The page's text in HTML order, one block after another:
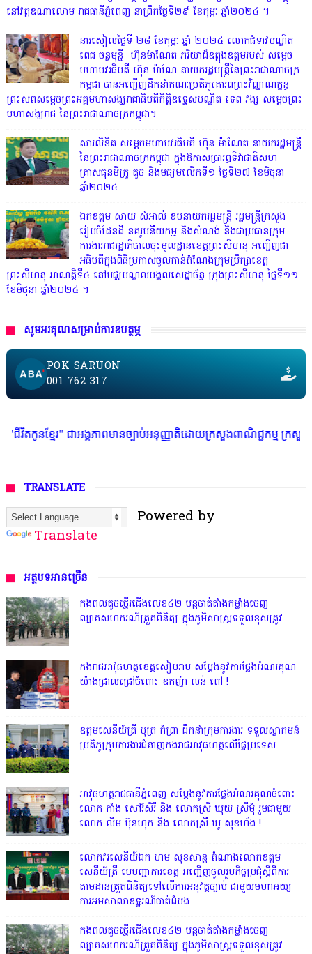
នៅវត្តឧណាលោម រាជធានីភ្នំពេញ នាព្រឹកថ្ងៃទី២៩ ខែកុម្ភៈ ឆ្នាំ២០២៤ ។
នារសៀលថ្ងៃទី ២៨ ខែកុម្ភៈ ឆ្នាំ ២០២៤ លោកជំទាវបណ្ឌិត
ពេជ ចន្ទមុន្នី ហ៊ុនម៉ាណែត ភរិយាដ៏ឧត្តុងឧត្តមរបស់ សម្តេច
មហាបវរធិបតី ហ៊ុន ម៉ាណែ នាយករដ្ឋមន្រ្តីនៃព្រះរាជាណាចក្រ
កម្ពុជា បានអញ្ជើញដឹកនាំគណៈប្រតិភូគោរពព្រះវិញ្ញាណក្ខន្ធ
ព្រះសពសម្តេចព្រះអគ្គមហាសង្ឃរាជាធិបតីកិត្តិឧទ្ទេសបណ្ឌិត ទេព វង្ស សម្តេចព្រះ
មហាសង្ឃរាជ នៃព្រះរាជាណាចក្រកម្ពុជា។
សារលិខិត សម្តេចមហាបវរធិបតី ហ៊ុន ម៉ាណែត នាយករដ្ឋមន្ត្រី
នៃព្រះរាជាណាចក្រកម្ពុជា ក្នុងឱកាសប្រារព្ធទិវាជាតិសហ
គ្រាសធុនមីក្រូ តូច និងមធ្យមលើកទី១ ថ្ងៃទី២៧ ខែមិថុនា
ឆ្នាំ២០២៤
ឯកឧត្តម សាយ សំអាល់ ឧបនាយករដ្ឋមន្ត្រី រដ្ឋមន្ត្រីក្រសួង
រៀបចំដែនដី នគរូបនីយកម្ម និងសំណង់ និងជាប្រធានក្រុម
ការងាររាជរដ្ឋាភិបាលចុះមូលដ្ឋានខេត្តព្រះសីហនុ អញ្ជើញជា
អធិបតីក្នុងពិធីប្រកាសចូលកាន់តំណែងក្រុមប្រឹក្សាខេត្ត
ព្រះសីហនុ អាណត្តិទី៤ នៅមជ្ឈមណ្ឌលមង្គលសេដ្ឋាច័ន្ទ ក្រុងព្រះសីហនុ ថ្ងៃទី១១
ខែមិថុនា ឆ្នាំ២០២៤ ។
សូមអរគុណសម្រាប់ការឧបត្ថម្ភ
POK SARUON
001 762 317
ង្គភាពមានច្បាប់អនុញ្ញាតិដោយក្រសួងពាណិជ្ជកម្ម ក្រសួងការងារ ក្រសួងព័ត៌
TRANSLATE
Powered by
Translate
អត្ថបទអានច្រើន
កងពលតូចថ្មើរជើងលេខ៤២ បន្តចាត់តាំងកម្លាំងចេញ
ល្បាតសហករណ៍ត្រួតពិនិត្យ ក្នុងភូមិសាស្រ្តទទួលខុសត្រូវ
កងរាជអាវុធហត្ថខេត្តសៀមរាប សម្តែងនូវការថ្លែងអំណរគុណ
យ៉ាងជ្រាលជ្រៅចំពោះ ឧកញ៉ា លន់ ពៅ !
ឧត្តមសេនីយ៍ត្រី បុត្រ កំព្រា ដឹកនាំក្រុមការងារ ទទួលស្វាគមន៍
ប្រតិភូក្រុមការងារជំនាញកងរាជអាវុធហត្ថលើផ្ទៃប្រទេស
អាវុធហត្ថរាជធានីភ្នំពេញ សម្តែងនូវការថ្លែងអំណរគុណចំពោះ
លោក កាំង សៅរ៍សិរី និង លោកស្រី ឃុយ ស្រីមុំ រួមជាមួយ
លោក លឹម ប៊ុនហុក និង លោកស្រី ឃូ សុខហ័ង !
លោក​វរសេនីយ៍ឯក​ ហម​ សុខសាន្ត តំណាង​លោកឧត្តម
សេនីយ៍ត្រី មេបញ្ជាការ​ខេត្ត អញ្ជេីញចូលរួមកិច្ចប្រជុំស្ដីពីការ
តាមដានត្រួតពិនិត្យទៅលេីការអនុវត្តច្បាប់​ ជាមួយមហាអយ្យ
ការអមសាលាឧទ្ឋរណ៍បាត់ដំបង
កងពលតូចថ្មើរជើងលេខ៤២ បន្តចាត់តាំងកម្លាំងចេញ
ល្បាតសហករណ៍ត្រួតពិនិត្យ ក្នុងភូមិសាស្រ្តទទួលខុសត្រូវ